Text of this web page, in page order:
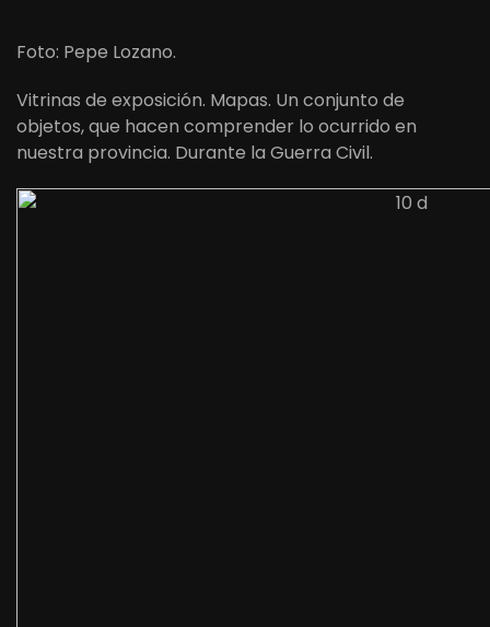
Foto: Pepe Lozano.
Vitrinas de exposición. Mapas. Un conjunto de
objetos, que hacen comprender lo ocurrido en
nuestra provincia. Durante la Guerra Civil.